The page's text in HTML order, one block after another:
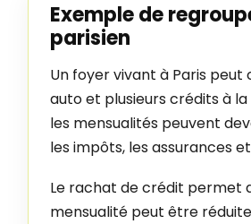
Exemple de
parisien
Un foyer vivant à Paris
auto et plusieurs crédits à
les mensualités peuvent
les impôts, les assurances
Le rachat de crédit permet
mensualité peut être